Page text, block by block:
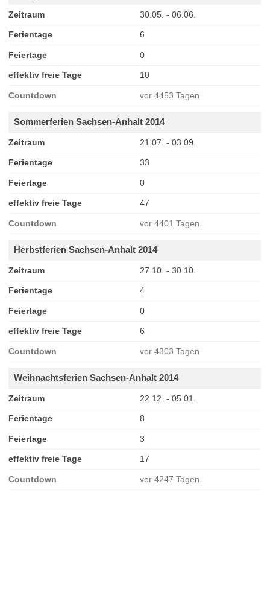
Zeitraum 30.05. - 06.06.
Ferientage 6
Feiertage 0
effektiv freie Tage 10
Countdown vor 4453 Tagen
Sommerferien Sachsen-Anhalt 2014
Zeitraum 21.07. - 03.09.
Ferientage 33
Feiertage 0
effektiv freie Tage 47
Countdown vor 4401 Tagen
Herbstferien Sachsen-Anhalt 2014
Zeitraum 27.10. - 30.10.
Ferientage 4
Feiertage 0
effektiv freie Tage 6
Countdown vor 4303 Tagen
Weihnachtsferien Sachsen-Anhalt 2014
Zeitraum 22.12. - 05.01.
Ferientage 8
Feiertage 3
effektiv freie Tage 17
Countdown vor 4247 Tagen